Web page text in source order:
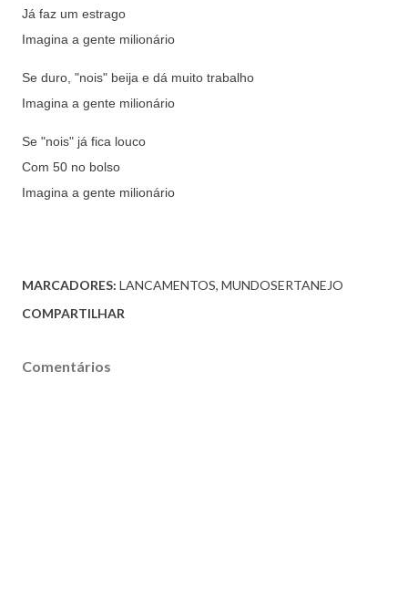
Já faz um estrago
Imagina a gente milionário
Se duro, "nois" beija e dá muito trabalho
Imagina a gente milionário
Se "nois" já fica louco
Com 50 no bolso
Imagina a gente milionário
MARCADORES: LANCAMENTOS MUNDOSERTANEJO
COMPARTILHAR
Comentários